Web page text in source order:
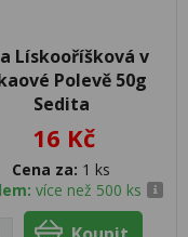
Lískooříšková v
Polevě 50g
Sedita
16 Kč
Cena za: 1 ks
více než 500 ks